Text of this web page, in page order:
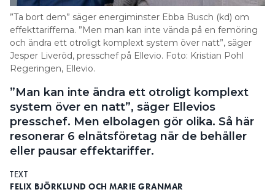
”Ta bort dem” säger energiminster Ebba Busch (kd) om
effekttarifferna. ”Men man kan inte vända på en femöring
och ändra ett otroligt komplext system över natt”, säger
Jesper Liveröd, presschef på Ellevio. Foto: Kristian Pohl
Regeringen, Ellevio.
”Man kan inte ändra ett otroligt komplext
system över en natt”, säger Ellevios
presschef. Men elbolagen gör olika. Så här
resonerar 6 elnätsföretag när de behåller
eller pausar effektariffer.
TEXT
FELIX BJÖRKLUND OCH MARIE GRANMAR